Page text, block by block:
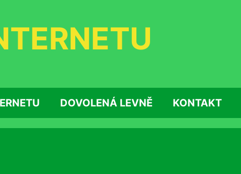
DOVOLENÁ LEVNĚ KONTAKT